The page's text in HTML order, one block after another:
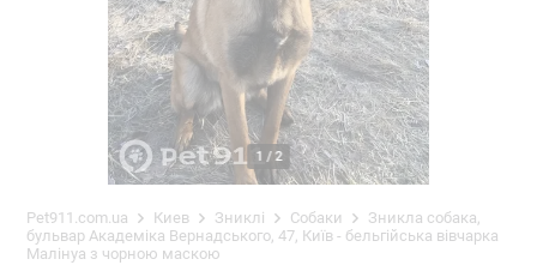
1 / 2
Pet911.com.ua Киев Зниклі Собаки
Зникла собака,
бульвар Академіка Вернадського, 47, Київ - бельгійська вівчарка
Малінуа з чорною маскою